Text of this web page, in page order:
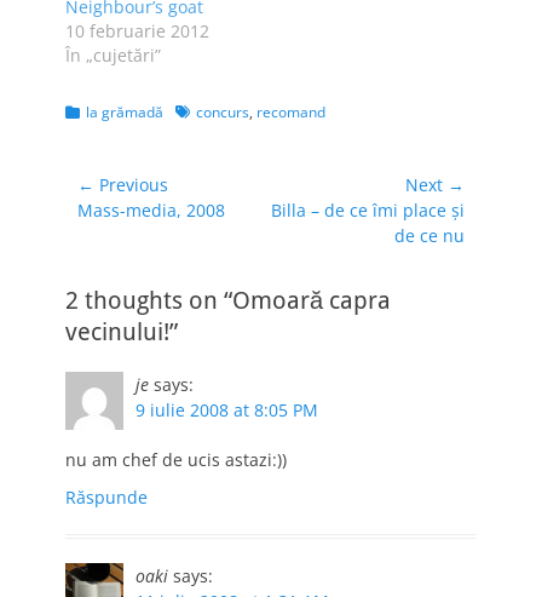
Cum…
Neighbour’s goat
10 februarie 2012
În „cujetări”
Categories
la grămadă Tagsconcurs, recomand
Navigare
în
← Previous
Previous
Mass-media, 2008
Next →
Next
Billa – de ce îmi place şi
de ce nu
2 thoughts on “Omoară capra
vecinului!”
je says:
9 iulie 2008 at 8:05 PM
nu am chef de ucis astazi:))
Răspunde
oaki says: